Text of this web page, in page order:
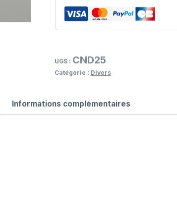
droit
25
UGS : CND25
Catégorie : Divers
Informations complémentaires